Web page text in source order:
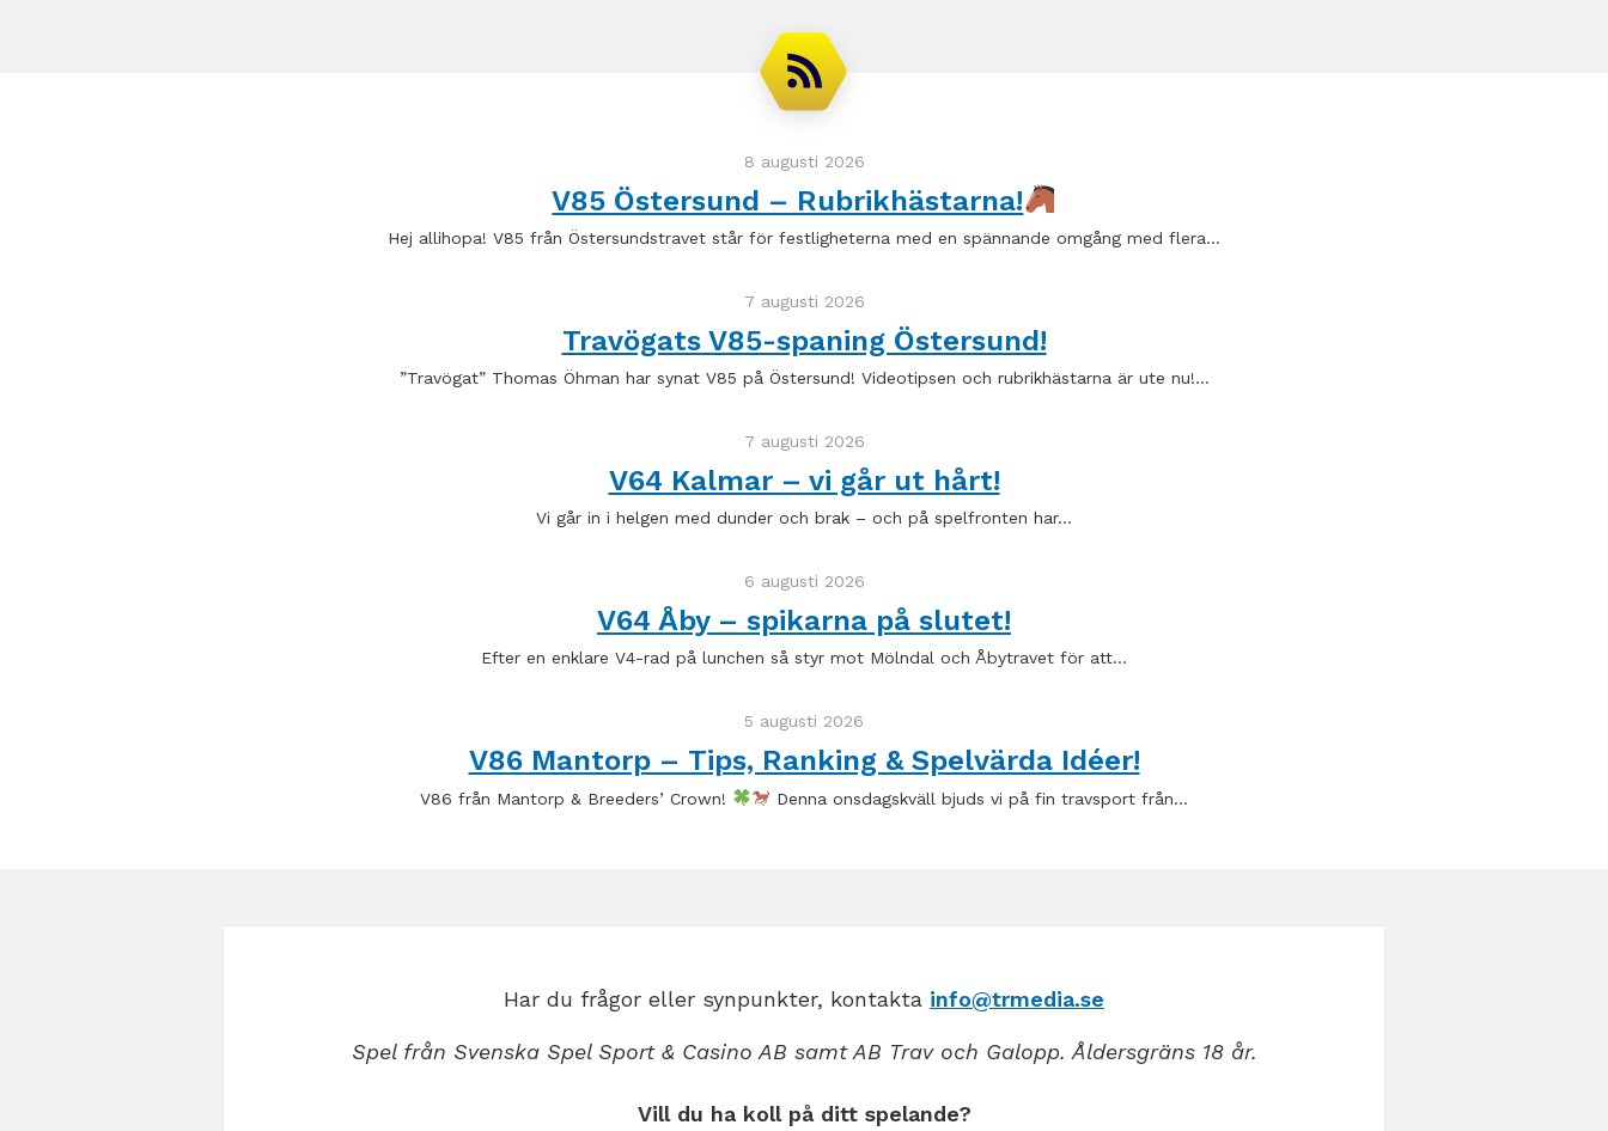
8 augusti 2026
V85 Östersund – Rubrikhästarna!
Hej allihopa! V85 från Östersundstravet står för festligheterna med en spännande omgång med flera…
7 augusti 2026
Travögats V85-spaning Östersund!
”Travögat” Thomas Öhman har synat V85 på Östersund! Videotipsen och rubrikhästarna är ute nu!…
7 augusti 2026
V64 Kalmar – vi går ut hårt!
Vi går in i helgen med dunder och brak – och på spelfronten har…
6 augusti 2026
V64 Åby – spikarna på slutet!
Efter en enklare V4-rad på lunchen så styr mot Mölndal och Åbytravet för att…
5 augusti 2026
V86 Mantorp – Tips, Ranking & Spelvärda Idéer!
V86 från Mantorp & Breeders’ Crown! Denna onsdagskväll bjuds vi på fin travsport från…
Har du frågor eller synpunkter, kontakta info@trmedia.se
Spel från Svenska Spel Sport & Casino AB samt AB Trav och Galopp. Åldersgräns 18 år.
Vill du ha koll på ditt spelande?